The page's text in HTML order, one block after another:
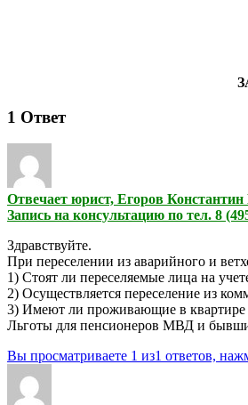
1 Ответ
Отвечает юрист, Егоров
Запись на консультацию по тел. 8
Здравствуйте.
При переселении из аварийного и
1) Стоят ли переселяемые лица на
2) Осуществляется переселение из
3) Имеют ли проживающие в квартире
Льготы для пенсионеров МВД и
Вы просматриваете 1 из1 ответов,